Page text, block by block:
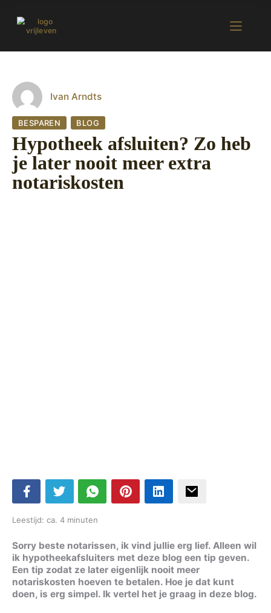
Ivan Arndts
BESPAREN BLOG
Hypotheek afsluiten? Zo heb
je later nooit meer extra
notariskosten
Leestijd: ca. 4 minuten
Sorry beste notarissen, ik vind jullie erg lief. Alleen wil
ik hypotheekafsluiters met deze blog een tip geven.
Een tip zodat ze later eigenlijk nooit meer
notariskosten hoeven te betalen. Hoe je dat kunt
doen, is erg simpel. Ik vertel het je graag in deze blog.